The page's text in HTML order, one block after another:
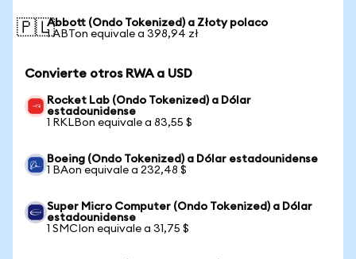
🇵🇱Abbott (Ondo Tokenized) a Złoty polaco
1 ABTon equivale a 398,94 zł
Convierte otros RWA a USD
Rocket Lab (Ondo Tokenized) a Dólar
estadounidense
1 RKLBon equivale a 83,55 $
Boeing (Ondo Tokenized) a Dólar estadounidense
1 BAon equivale a 232,48 $
Super Micro Computer (Ondo Tokenized) a Dólar
estadounidense
1 SMCIon equivale a 31,75 $